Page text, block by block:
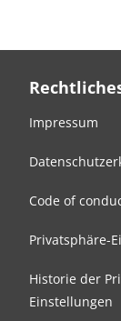
Impressum
Code of
Privatsphäre-
Historie der
Einstellungen